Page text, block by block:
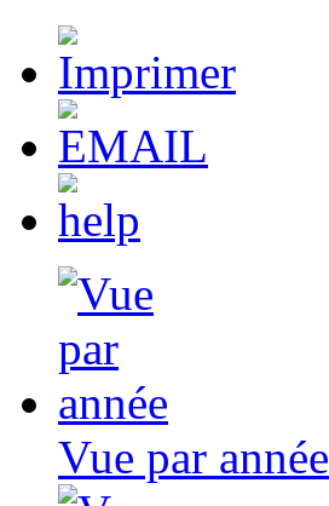
Vue par année